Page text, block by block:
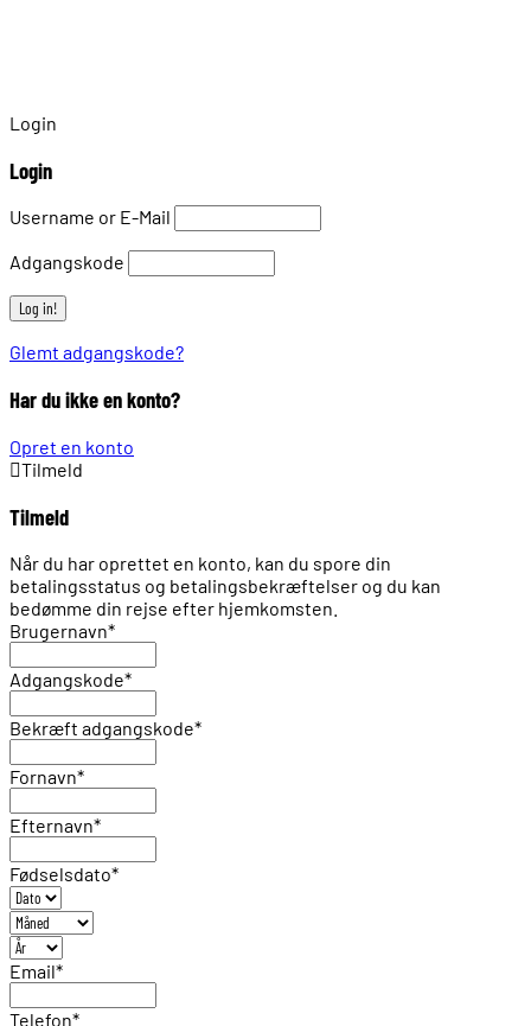
Login
Login
Username or E-Mail
Adgangskode
Glemt adgangskode?
Har du ikke en konto?
Opret en konto
Tilmeld
Tilmeld
Når du har oprettet en konto, kan du spore din
betalingsstatus og betalingsbekræftelser og du kan
bedømme din rejse efter hjemkomsten.
Brugernavn*
Adgangskode*
Bekræft adgangskode*
Fornavn*
Efternavn*
Fødselsdato*
Email*
Telefon*